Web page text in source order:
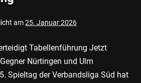
am25. Januar 2026
Tabellenführung Jetzt
Nürtingen und Ulm
Spieltag der Verbandsliga Süd hat